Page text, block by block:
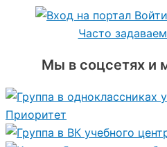
Часто
Мы в соцсетях и